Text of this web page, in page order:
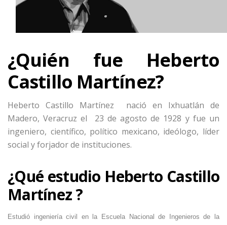
¿Quién fue Heberto
Castillo Martínez?
Heberto Castillo Martínez nació en Ixhuatlán de
Madero, Veracruz el 23 de agosto de 1928 y fue un
ingeniero, científico, político mexicano, ideólogo, líder
social y forjador de instituciones.
¿Qué estudio Heberto Castillo
Martínez ?
Estudió ingeniería civil en la Escuela Nacional de Ingenieros de la